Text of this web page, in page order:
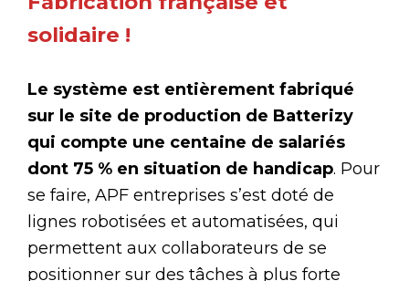
solidaire !
Le système est entièrement fabriqué
sur le site de production de Batterizy
qui compte une centaine de salariés
dont 75 % en situation de handicap. Pour
se faire, APF entreprises s’est doté de
lignes robotisées et automatisées, qui
permettent aux collaborateurs de se
positionner sur des tâches à plus forte